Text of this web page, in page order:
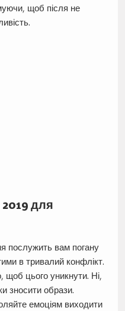
щоб після не
для
послужить вам погану
в тривалий конфлікт.
щоб цього уникнути. Ні,
зносити образи.
емоціям виходити